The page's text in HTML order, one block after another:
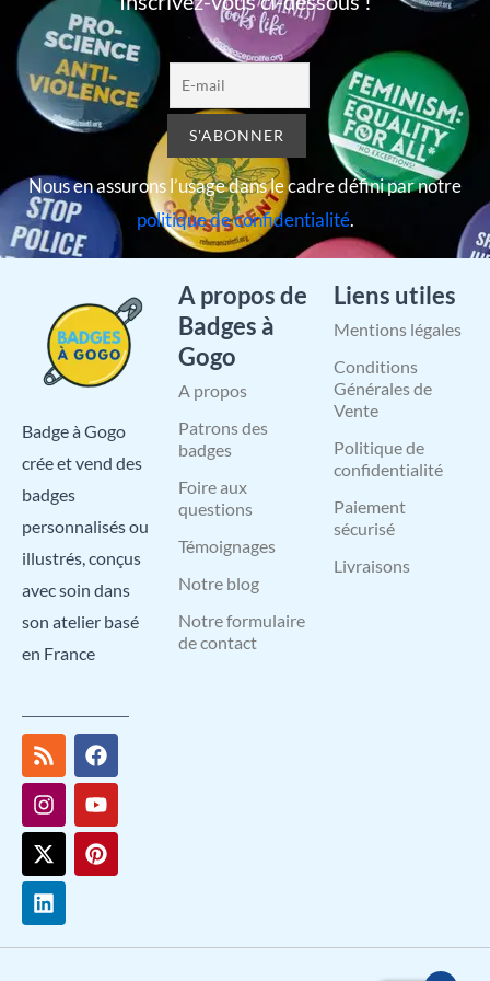
Nous en assurons l’usage dans le cadre défini par notre
politique de confidentialité.
Badge à Gogo
crée et vend des
badges
personnalisés ou
illustrés, conçus
avec soin dans
son atelier basé
en France
R
s
s
F
a
c
e
b
o
o
I
n
s
t
a
g
r
a
m
Y
o
u
t
u
b
e
X
-
t
w
i
t
t
e
r
P
i
n
t
e
r
e
L
i
n
k
e
d
i
n
A propos de
Badges à
Gogo
A propos
Patrons des
badges
Foire aux
questions
Témoignages
Notre blog
Notre formulaire
de contact
Liens utiles
Mentions légales
Conditions
Générales de
Vente
Politique de
confidentialité
Paiement
sécurisé
Livraisons